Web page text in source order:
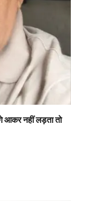
आकर नहीं लड़ता तो